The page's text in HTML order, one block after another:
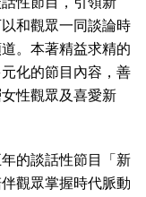
和觀眾一同談論時
。本著精益求精的
化的節目內容，善
性觀眾及喜愛新
的談話性節目「新
觀眾掌握時代脈動